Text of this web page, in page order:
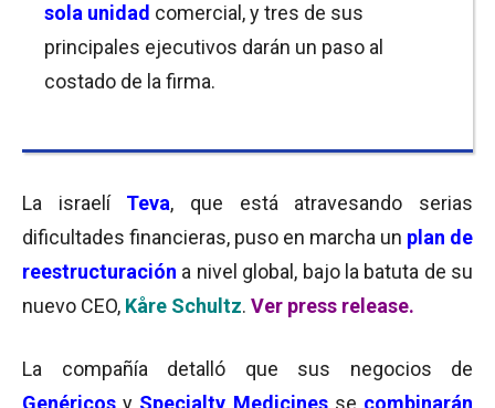
sola unidad comercial, y tres de sus
principales ejecutivos darán un paso al
costado de la firma.
La israelí Teva, que está atravesando serias
dificultades financieras, puso en marcha un plan de
reestructuración a nivel global, bajo la batuta de su
nuevo CEO, Kåre Schultz. Ver press release.
La compañía detalló que sus negocios de
Genéricos y Specialty Medicinesse combinarán